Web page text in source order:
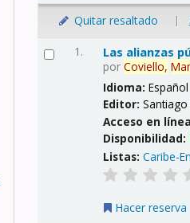
Quitar resaltado |
1. Las alianzas
porCoviello,
Idioma:Español
Editor:Santiago
Acceso en
Disponibilidad:
Listas: Caribe-
Hacer reserva